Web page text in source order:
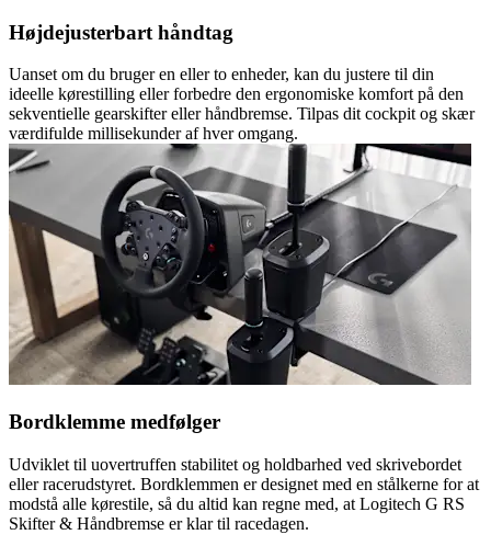
Højdejusterbart håndtag
Uanset om du bruger en eller to enheder, kan du justere til din
ideelle kørestilling eller forbedre den ergonomiske komfort på den
sekventielle gearskifter eller håndbremse. Tilpas dit cockpit og skær
værdifulde millisekunder af hver omgang.
Bordklemme medfølger
Udviklet til uovertruffen stabilitet og holdbarhed ved skrivebordet
eller racerudstyret. Bordklemmen er designet med en stålkerne for at
modstå alle kørestile, så du altid kan regne med, at Logitech G RS
Skifter & Håndbremse er klar til racedagen.